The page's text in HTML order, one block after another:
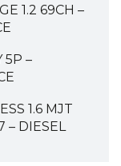
1.2 69CH –
5P –
1.6 MJT
– DIESEL